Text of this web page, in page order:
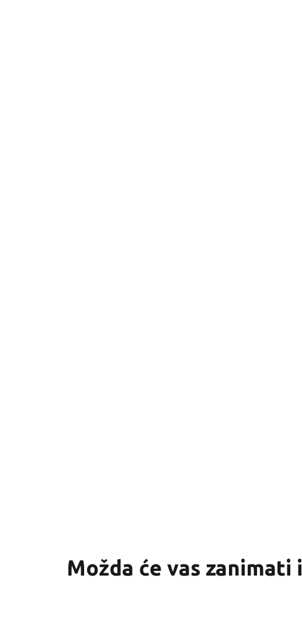
Možda će vas zanimati i